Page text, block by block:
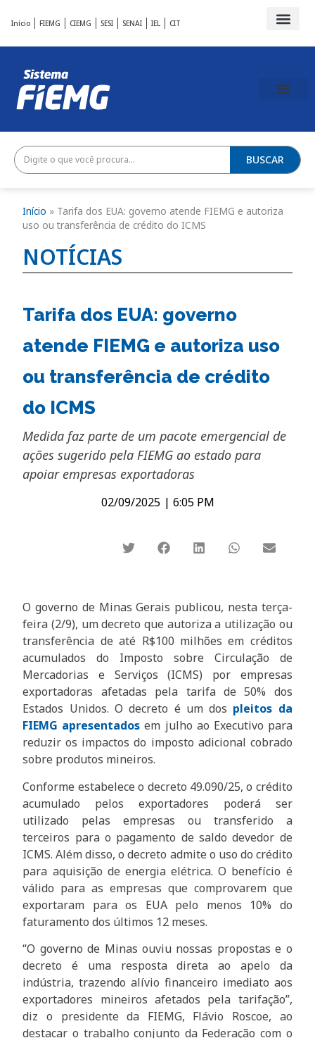
Início FIEMG CIEMG SESI SENAI IEL CIT
BUSCAR
Início » Tarifa dos EUA: governo atende FIEMG e autoriza
uso ou transferência de crédito do ICMS
NOTÍCIAS
Tarifa dos EUA: governo
atende FIEMG e autoriza uso
ou transferência de crédito
do ICMS
Medida faz parte de um pacote emergencial de
ações sugerido pela FIEMG ao estado para
apoiar empresas exportadoras
02/09/2025 | 6:05 PM
O governo de Minas Gerais publicou, nesta terça-
feira (2/9), um decreto que autoriza a utilização ou
transferência de até R$100 milhões em créditos
acumulados do Imposto sobre Circulação de
Mercadorias e Serviços (ICMS) por empresas
exportadoras afetadas pela tarifa de 50% dos
Estados Unidos. O decreto é um dos pleitos da
FIEMG apresentados em julho ao Executivo para
reduzir os impactos do imposto adicional cobrado
sobre produtos mineiros.
Conforme estabelece o decreto 49.090/25, o crédito
acumulado pelos exportadores poderá ser
utilizado pelas empresas ou transferido a
terceiros para o pagamento de saldo devedor de
ICMS. Além disso, o decreto admite o uso do crédito
para aquisição de energia elétrica. O benefício é
válido para as empresas que comprovarem que
exportaram para os EUA pelo menos 10% do
faturamento dos últimos 12 meses.
“O governo de Minas ouviu nossas propostas e o
decreto é uma resposta direta ao apelo da
indústria, trazendo alívio financeiro imediato aos
exportadores mineiros afetados pela tarifação”,
diz o presidente da FIEMG, Flávio Roscoe, ao
destacar o trabalho conjunto da Federação com o